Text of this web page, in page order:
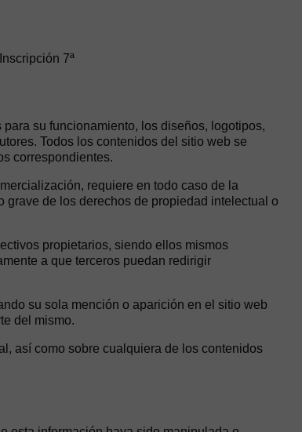
7ª
su funcionamiento, los diseños, logotipos,
Todos los contenidos del sitio web se
correspondientes.
requiere en todo caso de la
de los derechos de propiedad intelectual o
propietarios, siendo ellos mismos
a que terceros puedan redirigir
su sola mención o aparición en el sitio web
del mismo.
así como sobre cualquiera de los contenidos